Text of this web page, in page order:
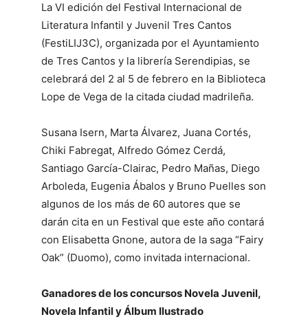
La VI edición del Festival Internacional de
Literatura Infantil y Juvenil Tres Cantos
(FestiLIJ3C), organizada por el Ayuntamiento
de Tres Cantos y la librería Serendipias, se
celebrará del 2 al 5 de febrero en la Biblioteca
Lope de Vega de la citada ciudad madrileña.
Susana Isern, Marta Álvarez, Juana Cortés,
Chiki Fabregat, Alfredo Gómez Cerdá,
Santiago García-Clairac, Pedro Mañas, Diego
Arboleda, Eugenia Ábalos y Bruno Puelles son
algunos de los más de 60 autores que se
darán cita en un Festival que este año contará
con Elisabetta Gnone, autora de la saga “Fairy
Oak” (Duomo), como invitada internacional.
Ganadores de los concursos Novela Juvenil,
Novela Infantil y Álbum Ilustrado